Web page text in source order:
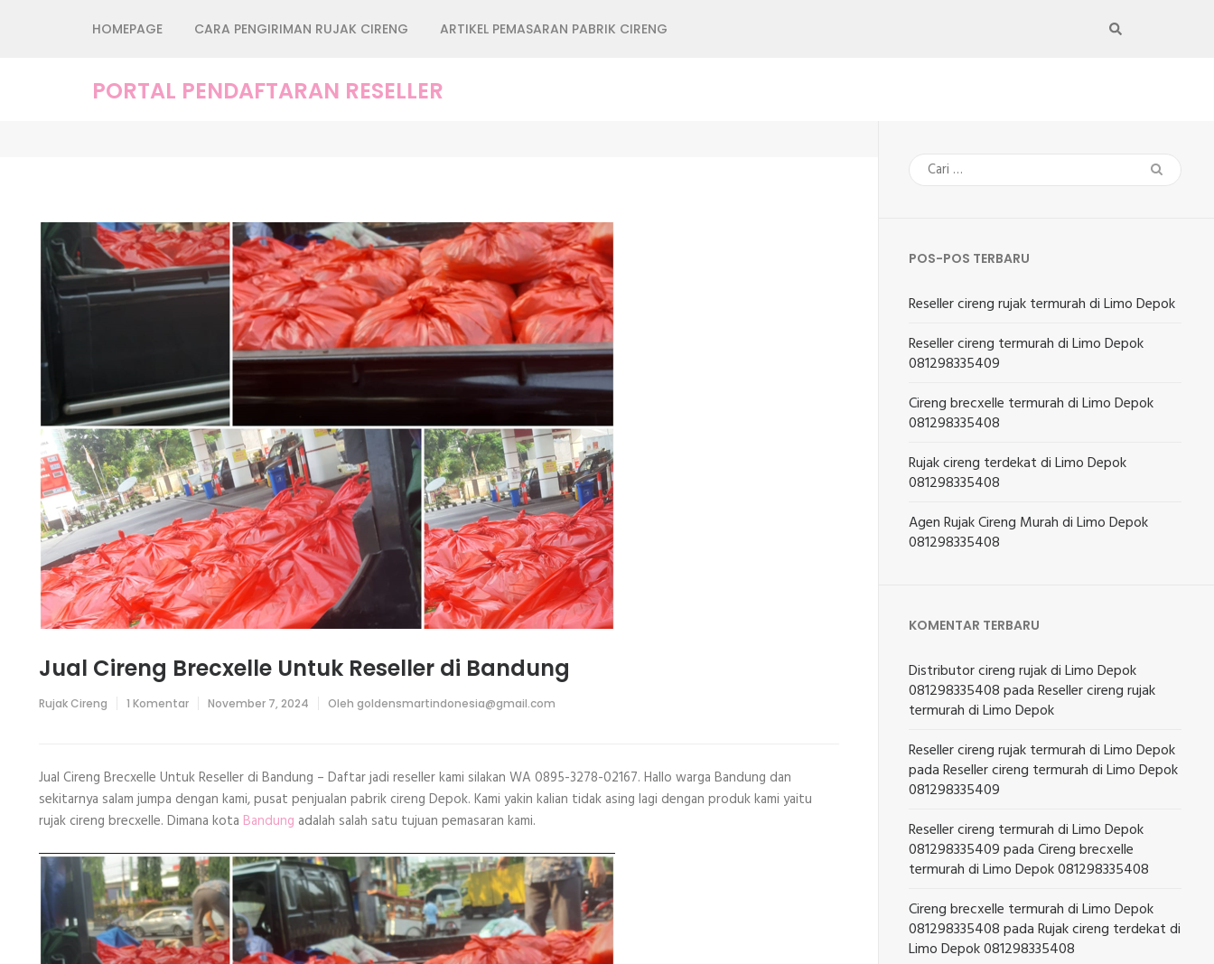
HOMEPAGE CARA PENGIRIMAN RUJAK CIRENG ARTIKEL PEMASARAN PABRIK CIRENG
PORTAL PENDAFTARAN RESELLER
Jual Cireng Brecxelle Untuk Reseller di Bandung
Rujak Cireng 1 Komentarpada
Reseller
di
Bandung
November 7, 2024 Oleh goldensmartindonesia@gmail.com
Jual Cireng Brecxelle Untuk Reseller di Bandung – Daftar jadi reseller kami silakan WA 0895-3278-02167. Hallo warga Bandung dan
sekitarnya salam jumpa dengan kami, pusat penjualan pabrik cireng Depok. Kami yakin kalian tidak asing lagi dengan produk kami yaitu
rujak cireng brecxelle. Dimana kota Bandung adalah salah satu tujuan pemasaran kami.
Cari
untuk:
POS-POS TERBARU
Reseller cireng rujak termurah di Limo Depok
Reseller cireng termurah di Limo Depok
081298335409
Cireng brecxelle termurah di Limo Depok
081298335408
Rujak cireng terdekat di Limo Depok
081298335408
Agen Rujak Cireng Murah di Limo Depok
081298335408
KOMENTAR TERBARU
Distributor cireng rujak di Limo Depok
081298335408padaReseller cireng rujak
termurah di Limo Depok
Reseller cireng rujak termurah di Limo Depok
padaReseller cireng termurah di Limo Depok
081298335409
Reseller cireng termurah di Limo Depok
081298335409padaCireng brecxelle
termurah di Limo Depok 081298335408
Cireng brecxelle termurah di Limo Depok
081298335408padaRujak cireng terdekat di
Limo Depok 081298335408